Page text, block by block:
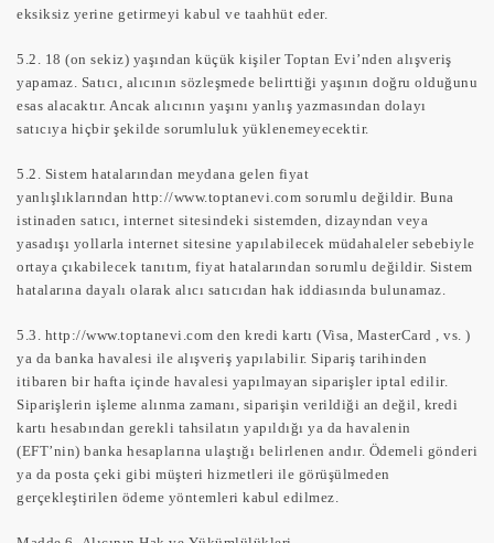
eksiksiz yerine getirmeyi kabul ve taahhüt eder.
5.2.
18 (on sekiz) yaşından küçük kişiler Toptan Evi’nden alışveriş
yapamaz. Satıcı, alıcının sözleşmede belirttiği yaşının doğru olduğunu
esas alacaktır. Ancak alıcının yaşını yanlış yazmasından dolayı
satıcıya hiçbir şekilde sorumluluk yüklenemeyecektir.
5.2.
Sistem hatalarından meydana gelen fiyat
yanlışlıklarından http://www.toptanevi.com sorumlu değildir. Buna
istinaden satıcı, internet sitesindeki sistemden, dizayndan veya
yasadışı yollarla internet sitesine yapılabilecek müdahaleler sebebiyle
ortaya çıkabilecek tanıtım, fiyat hatalarından sorumlu değildir. Sistem
hatalarına dayalı olarak alıcı satıcıdan hak iddiasında bulunamaz.
5.3. http://www.toptanevi.com den kredi kartı (Visa, MasterCard , vs. )
ya da banka havalesi ile alışveriş yapılabilir. Sipariş tarihinden
itibaren bir hafta içinde havalesi yapılmayan siparişler iptal edilir.
Siparişlerin işleme alınma zamanı, siparişin verildiği an değil, kredi
kartı hesabından gerekli tahsilatın yapıldığı ya da havalenin
(EFT’nin) banka hesaplarına ulaştığı belirlenen andır. Ödemeli gönderi
ya da posta çeki gibi müşteri hizmetleri ile görüşülmeden
gerçekleştirilen ödeme yöntemleri kabul edilmez.